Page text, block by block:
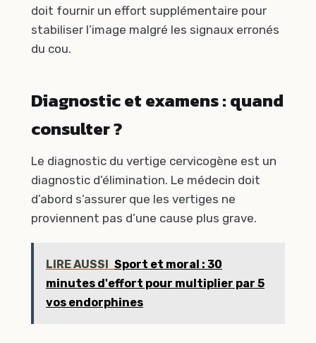
doit fournir un effort supplémentaire pour
stabiliser l’image malgré les signaux erronés
du cou.
Diagnostic et examens : quand
consulter ?
Le diagnostic du vertige cervicogène est un
diagnostic d’élimination. Le médecin doit
d’abord s’assurer que les vertiges ne
proviennent pas d’une cause plus grave.
LIRE AUSSI Sport et moral : 30
minutes d'effort pour multiplier par 5
vos endorphines